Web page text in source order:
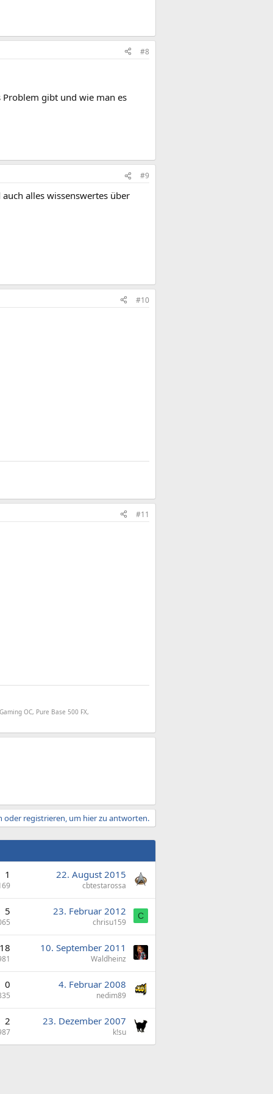
#8
gibt und wie man es
#9
alles wissenswertes über
#10
#11
OC, Pure Base 500 FX,
oder registrieren, um hier zu antworten.
1 22. August 2015
cbtestarossa
5 23. Februar 2012
chrisu159
C
18 10. September 2011
Waldheinz
0 4. Februar 2008
nedim89
2 23. Dezember 2007
k!su